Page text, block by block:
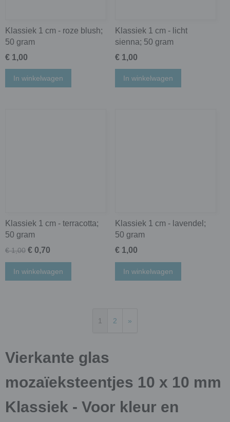
Klassiek 1 cm - roze blush;
50 gram
€ 1,00
In winkelwagen
Klassiek 1 cm - licht
sienna; 50 gram
€ 1,00
In winkelwagen
Klassiek 1 cm - terracotta;
50 gram
€ 1,00 € 0,70
In winkelwagen
Klassiek 1 cm - lavendel;
50 gram
€ 1,00
In winkelwagen
1 2 »
Vierkante glas
mozaïeksteentjes 10 x 10 mm
Klassiek - Voor kleur en